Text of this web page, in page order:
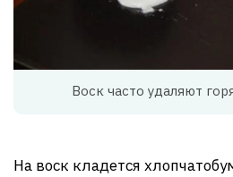
Воск часто удаляют
На воск кладется